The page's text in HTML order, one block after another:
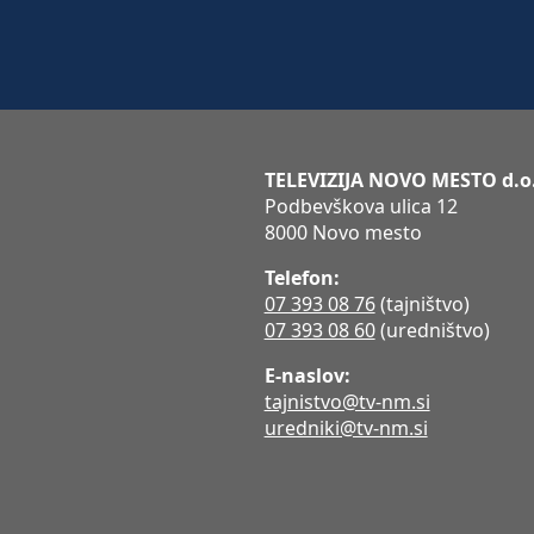
TELEVIZIJA NOVO MESTO
Podbevškova ulica 12
8000 Novo mesto
Telefon:
07 393 08 76(tajništvo)
07 393 08 60(uredništvo)
E-naslov:
tajnistvo@tv-nm.si
uredniki@tv-nm.si